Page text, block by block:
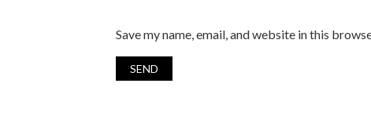
Save my name, email, and website in this